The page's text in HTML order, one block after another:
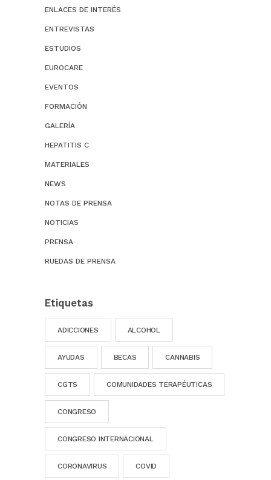
ENLACES DE INTERÉS
ENTREVISTAS
ESTUDIOS
EUROCARE
EVENTOS
FORMACIÓN
GALERÍA
HEPATITIS C
MATERIALES
NEWS
NOTAS DE PRENSA
NOTICIAS
PRENSA
RUEDAS DE PRENSA
Etiquetas
ADICCIONES ALCOHOL
AYUDAS BECAS CANNABIS
CGTS COMUNIDADES TERAPÉUTICAS
CONGRESO
CONGRESO INTERNACIONAL
CORONAVIRUS COVID